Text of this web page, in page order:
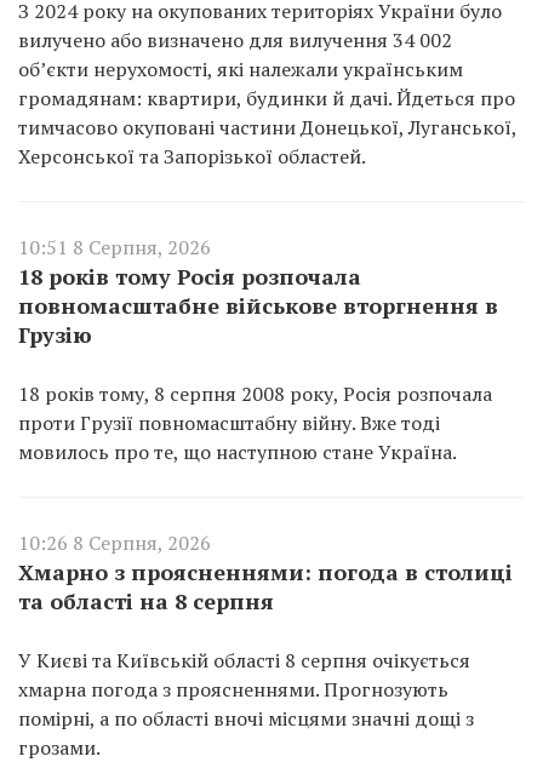
З 2024 року на окупованих територіях України було
вилучено або визначено для вилучення 34 002
об’єкти нерухомості, які належали українським
громадянам: квартири, будинки й дачі. Йдеться про
тимчасово окуповані частини Донецької, Луганської,
Херсонської та Запорізької областей.
10:51 8 Серпня, 2026
18 років тому Росія розпочала
повномасштабне військове вторгнення в
Грузію
18 років тому, 8 серпня 2008 року, Росія розпочала
проти Грузії повномасштабну війну. Вже тоді
мовилось про те, що наступною стане Україна.
10:26 8 Серпня, 2026
Хмарно з проясненнями: погода в столиці
та області на 8 серпня
У Києві та Київській області 8 серпня очікується
хмарна погода з проясненнями. Прогнозують
помірні, а по області вночі місцями значні дощі з
грозами.